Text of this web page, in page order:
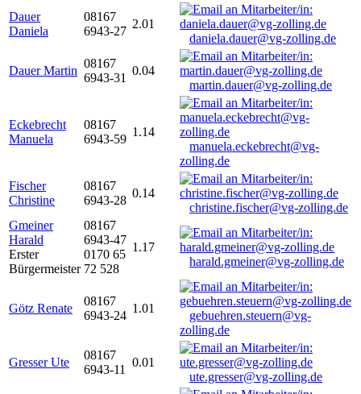
Dauer
Daniela
08167
6943-27
2.01
daniela.dauer@vg-zolling.de
Dauer Martin
08167
6943-31
0.04
martin.dauer@vg-zolling.de
Eckebrecht
Manuela
08167
6943-59
1.14
manuela.eckebrecht@vg-
zolling.de
Fischer
Christine
08167
6943-28
0.14
christine.fischer@vg-zolling.de
Gmeiner
Harald
Erster
Bürgermeister
08167
6943-47
0170 65
72 528
1.17
harald.gmeiner@vg-zolling.de
Götz Renate
08167
6943-24
1.01
gebuehren.steuern@vg-
zolling.de
Gresser Ute
08167
6943-11
0.01
ute.gresser@vg-zolling.de